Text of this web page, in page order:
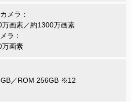
メラ：
万画素／約1300万画素
ラ：
万画素
／ROM 256GB ※12